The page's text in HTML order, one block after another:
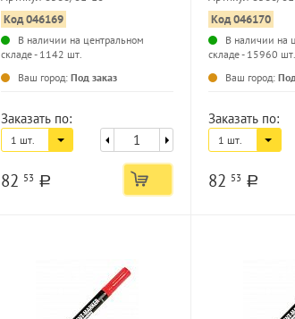
Код 046169
В наличии на центральном
складе - 1142 шт.
Ваш город: Под заказ
Заказать по:
1 шт.
82 53 a
Код 046170
В наличии на
складе - 15960 шт.
Ваш город:
Заказать по:
1 шт.
82 53 a